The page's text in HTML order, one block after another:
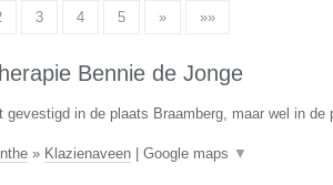
3 4 5 » »»
Bennie de Jonge
gevestigd in de plaats Braamberg, maar wel in de
» Klazienaveen| Google maps ▼